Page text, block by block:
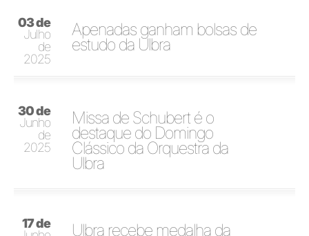
03 de
Julho
de
2025
Apenadas ganham bolsas de
estudo da Ulbra
30 de
Junho
de
2025
Missa de Schubert é o
destaque do Domingo
Clássico da Orquestra da
Ulbra
17 de
Ulbra recebe medalha da